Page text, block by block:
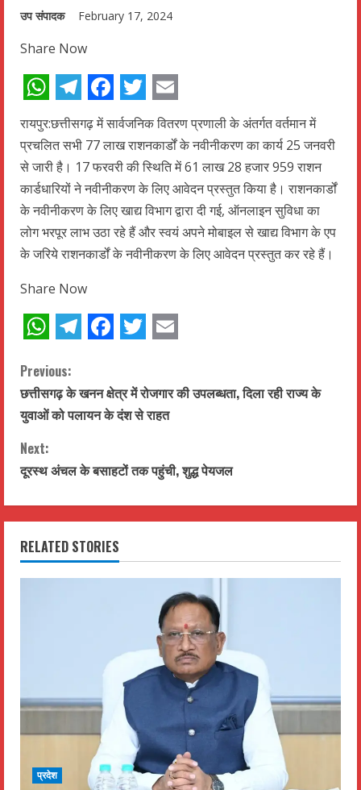
उप संपादक February 17, 2024
Share Now
WhatsApp
Telegram
Facebook
Twitter
Email
रायपुर:छत्तीसगढ़ में सार्वजनिक वितरण प्रणाली के अंतर्गत वर्तमान में
प्रचलित सभी 77 लाख राशनकार्डों के नवीनीकरण का कार्य 25 जनवरी
से जारी है। 17 फरवरी की स्थिति में 61 लाख 28 हजार 959 राशन
कार्डधारियों ने नवीनीकरण के लिए आवेदन प्रस्तुत किया है। राशनकार्डों
के नवीनीकरण के लिए खाद्य विभाग द्वारा दी गई, ऑनलाइन सुविधा का
लोग भरपूर लाभ उठा रहे हैं और स्वयं अपने मोबाइल से खाद्य विभाग के एप
के जरिये राशनकार्डों के नवीनीकरण के लिए आवेदन प्रस्तुत कर रहे हैं।
Share Now
C
o
n
t
i
n
u
a
Previous:
छत्तीसगढ़ के खनन क्षेत्र में रोजगार की उपलब्धता, दिला रही राज्य के
युवाओं को पलायन के दंश से राहत
Next:
दूरस्थ अंचल के बसाहटों तक पहुंची, शुद्ध पेयजल
RELATED STORIES
प्रदेश